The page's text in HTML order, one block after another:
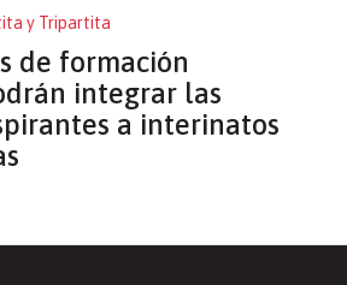
y Tripartita
de formación
integrar las
a interinatos